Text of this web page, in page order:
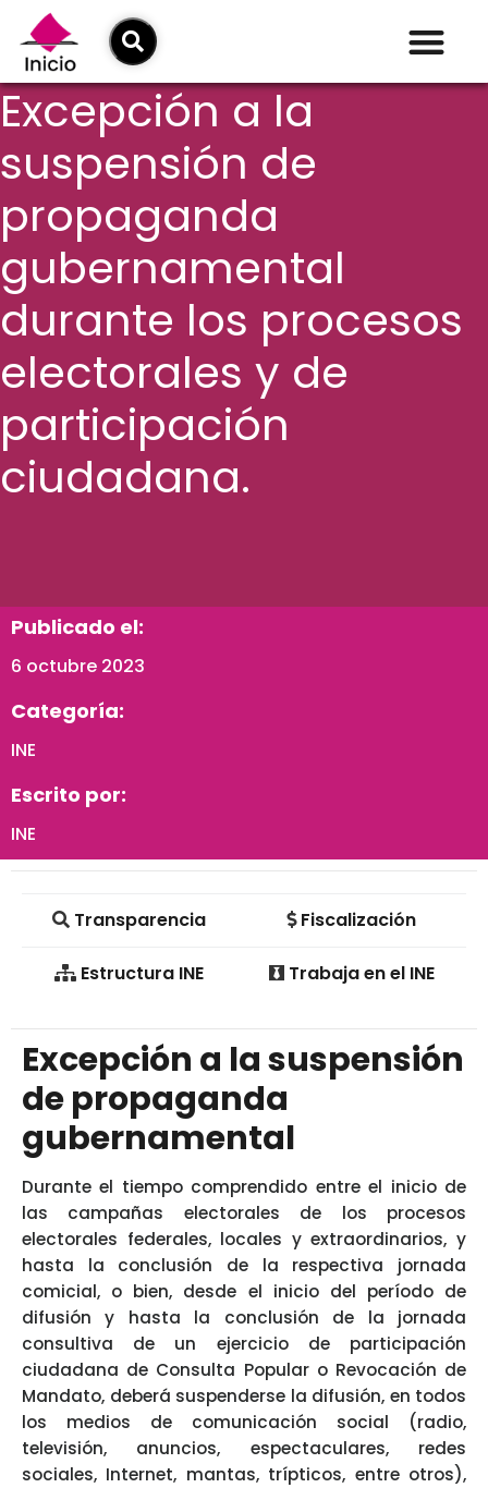
Excepción a la
suspensión de
propaganda
gubernamental
durante los procesos
electorales y de
participación
ciudadana.
Publicado el:
6 octubre 2023
Categoría:
INE
Escrito por:
INE
Transparencia Fiscalización
Estructura INE Trabaja en el INE
Excepción a la suspensión
de propaganda
gubernamental
Durante el tiempo comprendido entre el inicio de
las campañas electorales de los procesos
electorales federales, locales y extraordinarios, y
hasta la conclusión de la respectiva jornada
comicial, o bien, desde el inicio del período de
difusión y hasta la conclusión de la jornada
consultiva de un ejercicio de participación
ciudadana de Consulta Popular o Revocación de
Mandato, deberá suspenderse la difusión, en todos
los medios de comunicación social (radio,
televisión, anuncios, espectaculares, redes
sociales, Internet, mantas, trípticos, entre otros),